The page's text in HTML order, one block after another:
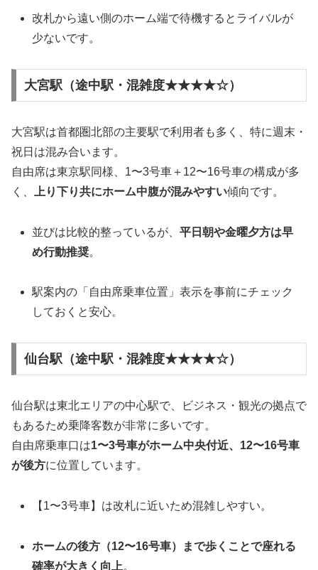
改札から遠い側のホーム端で待機するとライバルが
少ないです。
大宮駅（途中駅・混雑度★★★★☆）
大宮駅は首都圏北部の主要駅で利用者も多く、特に週末・
祝日は混み合います。
自由席は東京駅同様、1〜3号車＋12〜16号車の構成が多
く、
上り下り共にホーム中腹が混みやすい傾向です。
並びは比較的整っているが、平日朝や金曜夕方は早
め行動推奨。
駅案内の「自由席乗車位置」表示を事前にチェック
しておくと安心。
仙台駅（途中駅・混雑度★★★★☆）
仙台駅は東北エリアの中心駅で、ビジネス・観光の拠点で
もあるため乗降客数が非常に多いです。
自由席乗車口は1〜3号車がホーム中央付近、12〜16号車
が後方に位置しています。
【1〜3号車】は改札に近いため混雑しやすい。
ホームの後方（12〜16号車）まで歩くことで座れる
確率が大きく向上。